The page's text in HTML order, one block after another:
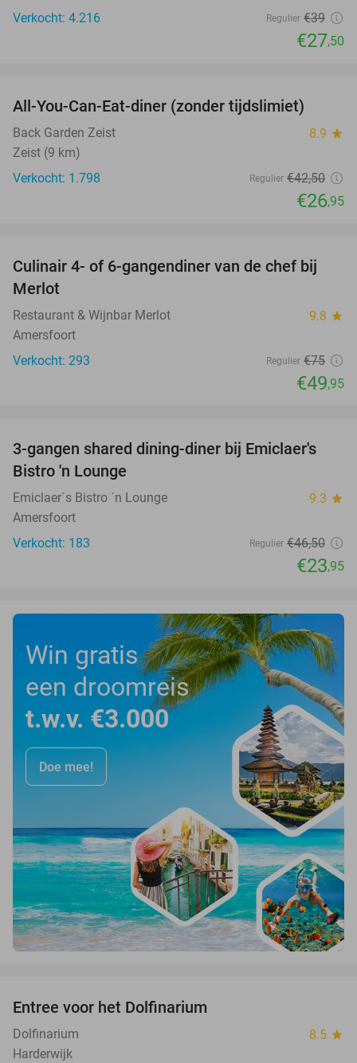
Verkocht: 4.216 Regulier €39
€27,50
All-You-Can-Eat-diner (zonder tijdslimiet)
Back Garden Zeist 8.9 star
Zeist (9 km)
Verkocht: 1.798
Regulier €42,50
€26,95
33%
Culinair 4- of 6-gangendiner van de chef bij
Merlot
Restaurant & Wijnbar Merlot 9.8 star
Amersfoort
Verkocht: 293
Regulier €75
€49,95
48%
3-gangen shared dining-diner bij Emiclaer's
Bistro 'n Lounge
Emiclaer´s Bistro ´n Lounge 9.3 star
Amersfoort
Verkocht: 183
Regulier €46,50
€23,95
Win gratis
een droomreis
t.w.v. €3.000
Doe mee!
Entree voor het Dolfinarium
Dolfinarium 8.5 star
Harderwijk